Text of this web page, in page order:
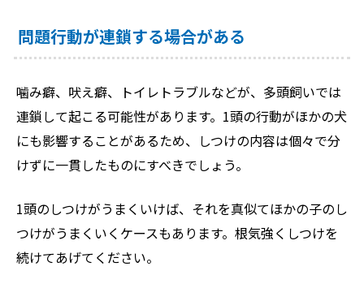
問題行動が連鎖する場合がある
噛み癖、吠え癖、トイレトラブルなどが、多頭飼いでは
連鎖して起こる可能性があります。1頭の行動がほかの犬
にも影響することがあるため、しつけの内容は個々で分
けずに一貫したものにすべきでしょう。
1頭のしつけがうまくいけば、それを真似てほかの子のし
つけがうまくいくケースもあります。根気強くしつけを
続けてあげてください。